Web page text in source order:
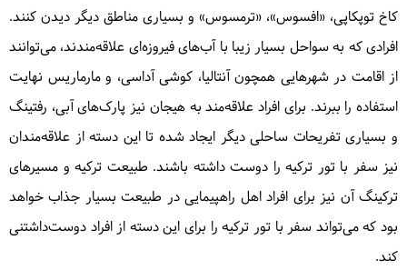
تور سرزمین لِگو (لگولند) استانبول - مرداد
۱۴۰۵
همه روزه
15 دلار
مشاهده این سفر
همه روزه
کاخ توپکاپی، «افسوس»، «ترمسوس» و بسیاری مناطق دیگر دیدن کنند.
افرادی که به سواحل بسیار زیبا با آب‌های فیروزه‌ای علاقه‌مندند، می‌توانند
از اقامت در شهرهایی همچون آنتالیا، کوشی آداسی، و مارماریس نهایت
استفاده را ببرند. برای افراد علاقه‌مند به هیجان نیز پارک‌های آبی، رفتینگ
و بسیاری تفریحات ساحلی دیگر ایجاد شده تا این دسته از علاقه‌مندان
نیز سفر با تور ترکیه را دوست داشته باشند. طبیعت ترکیه و مسیرهای
ترکینگ آن نیز برای افراد اهل راهپیمایی در طبیعت بسیار جذاب خواهد
بود که می‌تواند سفر با تور ترکیه را برای این دسته از افراد دوست‌داشتنی
کند.